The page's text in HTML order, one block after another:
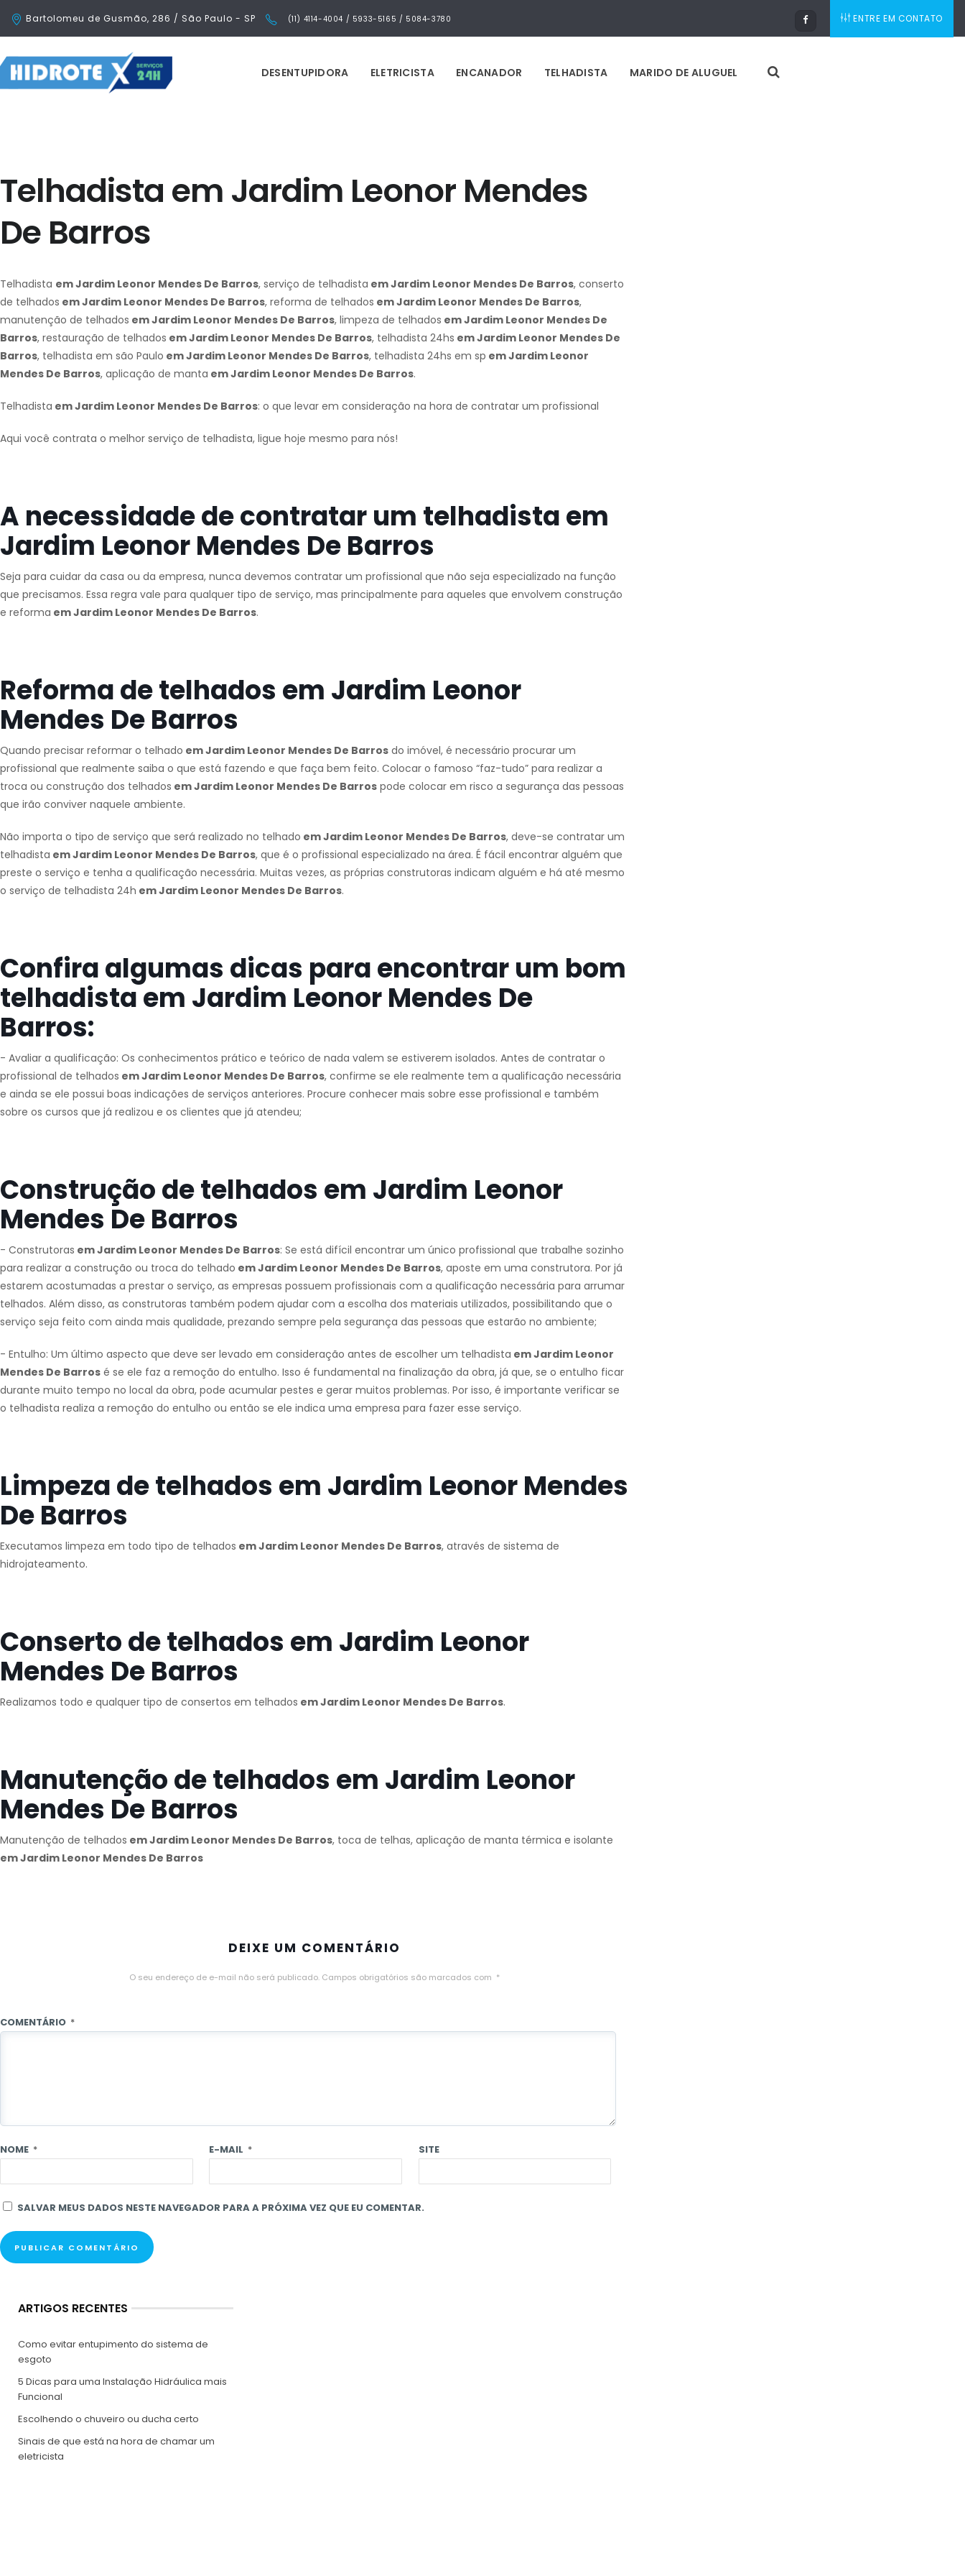
Bartolomeu de Gusmão, 286 / São Paulo - SP (11) 4114-4004 / 5933-5165 / 5084-3780 ENTRE EM CONTATO
DESENTUPIDORA ELETRICISTA ENCANADOR TELHADISTA MARIDO DE ALUGUEL
Telhadista em Jardim Leonor Mendes
De Barros
Telhadista em Jardim Leonor Mendes De Barros, serviço de telhadista em Jardim Leonor Mendes De Barros, conserto
de telhados em Jardim Leonor Mendes De Barros, reforma de telhados em Jardim Leonor Mendes De Barros,
manutenção de telhados em Jardim Leonor Mendes De Barros, limpeza de telhados em Jardim Leonor Mendes De
Barros, restauração de telhados em Jardim Leonor Mendes De Barros, telhadista 24hs em Jardim Leonor Mendes De
Barros, telhadista em são Paulo em Jardim Leonor Mendes De Barros, telhadista 24hs em sp em Jardim Leonor
Mendes De Barros, aplicação de manta em Jardim Leonor Mendes De Barros.
Telhadista em Jardim Leonor Mendes De Barros: o que levar em consideração na hora de contratar um profissional
Aqui você contrata o melhor serviço de telhadista, ligue hoje mesmo para nós!
A necessidade de contratar um telhadista em
Jardim Leonor Mendes De Barros
Seja para cuidar da casa ou da empresa, nunca devemos contratar um profissional que não seja especializado na função
que precisamos. Essa regra vale para qualquer tipo de serviço, mas principalmente para aqueles que envolvem construção
e reforma em Jardim Leonor Mendes De Barros.
Reforma de telhados em Jardim Leonor
Mendes De Barros
Quando precisar reformar o telhado em Jardim Leonor Mendes De Barros do imóvel, é necessário procurar um
profissional que realmente saiba o que está fazendo e que faça bem feito. Colocar o famoso “faz-tudo” para realizar a
troca ou construção dos telhados em Jardim Leonor Mendes De Barros pode colocar em risco a segurança das pessoas
que irão conviver naquele ambiente.
Não importa o tipo de serviço que será realizado no telhado em Jardim Leonor Mendes De Barros, deve-se contratar um
telhadista em Jardim Leonor Mendes De Barros, que é o profissional especializado na área. É fácil encontrar alguém que
preste o serviço e tenha a qualificação necessária. Muitas vezes, as próprias construtoras indicam alguém e há até mesmo
o serviço de telhadista 24h em Jardim Leonor Mendes De Barros.
Confira algumas dicas para encontrar um bom
telhadista em Jardim Leonor Mendes De
Barros:
- Avaliar a qualificação: Os conhecimentos prático e teórico de nada valem se estiverem isolados. Antes de contratar o
profissional de telhados em Jardim Leonor Mendes De Barros, confirme se ele realmente tem a qualificação necessária
e ainda se ele possui boas indicações de serviços anteriores. Procure conhecer mais sobre esse profissional e também
sobre os cursos que já realizou e os clientes que já atendeu;
Construção de telhados em Jardim Leonor
Mendes De Barros
- Construtoras em Jardim Leonor Mendes De Barros: Se está difícil encontrar um único profissional que trabalhe sozinho
para realizar a construção ou troca do telhado em Jardim Leonor Mendes De Barros, aposte em uma construtora. Por já
estarem acostumadas a prestar o serviço, as empresas possuem profissionais com a qualificação necessária para arrumar
telhados. Além disso, as construtoras também podem ajudar com a escolha dos materiais utilizados, possibilitando que o
serviço seja feito com ainda mais qualidade, prezando sempre pela segurança das pessoas que estarão no ambiente;
- Entulho: Um último aspecto que deve ser levado em consideração antes de escolher um telhadista em Jardim Leonor
Mendes De Barros é se ele faz a remoção do entulho. Isso é fundamental na finalização da obra, já que, se o entulho ficar
durante muito tempo no local da obra, pode acumular pestes e gerar muitos problemas. Por isso, é importante verificar se
o telhadista realiza a remoção do entulho ou então se ele indica uma empresa para fazer esse serviço.
Limpeza de telhados em Jardim Leonor Mendes
De Barros
Executamos limpeza em todo tipo de telhados em Jardim Leonor Mendes De Barros, através de sistema de
hidrojateamento.
Conserto de telhados em Jardim Leonor
Mendes De Barros
Realizamos todo e qualquer tipo de consertos em telhados em Jardim Leonor Mendes De Barros.
Manutenção de telhados em Jardim Leonor
Mendes De Barros
Manutenção de telhados em Jardim Leonor Mendes De Barros, toca de telhas, aplicação de manta térmica e isolante
em Jardim Leonor Mendes De Barros
DEIXE UM COMENTÁRIO
O seu endereço de e-mail não será publicado. Campos obrigatórios são marcados com *
COMENTÁRIO *
NOME * E-MAIL * SITE
SALVAR MEUS DADOS NESTE NAVEGADOR PARA A PRÓXIMA VEZ QUE EU COMENTAR.
ARTIGOS RECENTES
Como evitar entupimento do sistema de
esgoto
5 Dicas para uma Instalação Hidráulica mais
Funcional
Escolhendo o chuveiro ou ducha certo
Sinais de que está na hora de chamar um
eletricista